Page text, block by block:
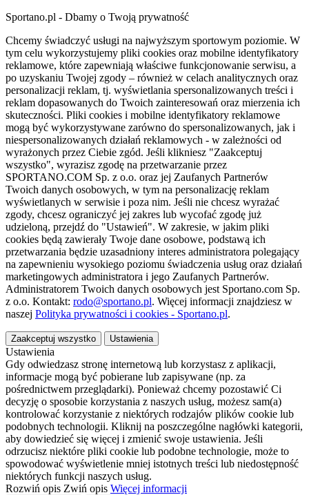
Sportano.pl - Dbamy o Twoją prywatność
Chcemy świadczyć usługi na najwyższym sportowym poziomie. W
tym celu wykorzystujemy pliki cookies oraz mobilne identyfikatory
reklamowe, które zapewniają właściwe funkcjonowanie serwisu, a
po uzyskaniu Twojej zgody – również w celach analitycznych oraz
personalizacji reklam, tj. wyświetlania spersonalizowanych treści i
reklam dopasowanych do Twoich zainteresowań oraz mierzenia ich
skuteczności. Pliki cookies i mobilne identyfikatory reklamowe
mogą być wykorzystywane zarówno do spersonalizowanych, jak i
niespersonalizowanych działań reklamowych - w zależności od
wyrażonych przez Ciebie zgód. Jeśli klikniesz "Zaakceptuj
wszystko", wyrazisz zgodę na przetwarzanie przez
SPORTANO.COM Sp. z o.o. oraz jej Zaufanych Partnerów
Twoich danych osobowych, w tym na personalizację reklam
wyświetlanych w serwisie i poza nim. Jeśli nie chcesz wyrażać
zgody, chcesz ograniczyć jej zakres lub wycofać zgodę już
udzieloną, przejdź do "Ustawień". W zakresie, w jakim pliki
cookies będą zawierały Twoje dane osobowe, podstawą ich
przetwarzania będzie uzasadniony interes administratora polegający
na zapewnieniu wysokiego poziomu świadczenia usług oraz działań
marketingowych administratora i jego Zaufanych Partnerów.
Administratorem Twoich danych osobowych jest Sportano.com Sp.
z o.o. Kontakt: rodo@sportano.pl. Więcej informacji znajdziesz w
naszej Polityka prywatności i cookies - Sportano.pl.
Zaakceptuj wszystko Ustawienia
Ustawienia
Gdy odwiedzasz stronę internetową lub korzystasz z aplikacji,
informacje mogą być pobierane lub zapisywane (np. za
pośrednictwem przeglądarki). Ponieważ chcemy pozostawić Ci
decyzję o sposobie korzystania z naszych usług, możesz sam(a)
kontrolować korzystanie z niektórych rodzajów plików cookie lub
podobnych technologii. Kliknij na poszczególne nagłówki kategorii,
aby dowiedzieć się więcej i zmienić swoje ustawienia. Jeśli
odrzucisz niektóre pliki cookie lub podobne technologie, może to
spowodować wyświetlenie mniej istotnych treści lub niedostępność
niektórych funkcji naszych usług.
Rozwiń opis Zwiń opis Więcej informacji